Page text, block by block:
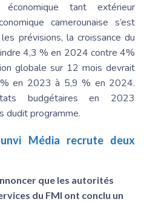
économique tant extérieur
camerounaise s’est
prévisions, la croissance du
4,3 % en 2024 contre 4%
globale sur 12 mois devrait
% en 2023 à 5,9 % en 2024.
budgétaires en 2023
dudit programme.
Média recrute deux
que les autorités
du FMI ont conclu un